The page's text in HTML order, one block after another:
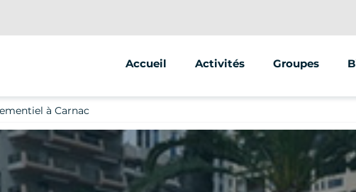
Accueil Activités
Segway
Trottinette
Escape game
Groupes
Séminaire,
EVC, entre
CSE
à Carnac